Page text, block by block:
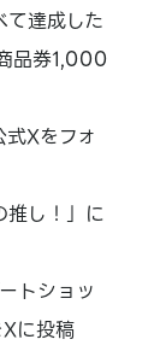
達成した
品券1,000
Xをフォ
し！」に
トショッ
に投稿